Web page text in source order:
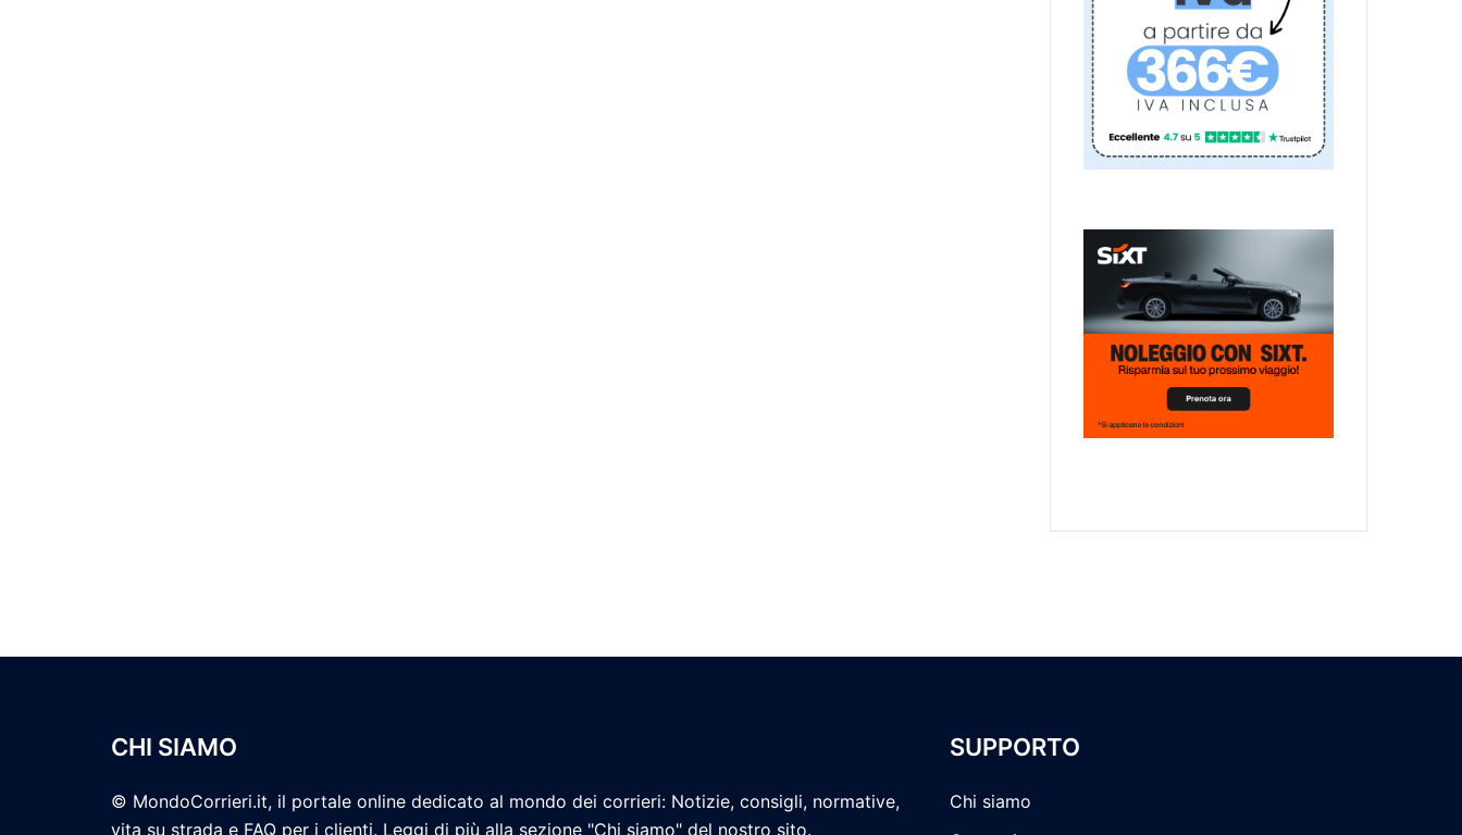
CHI SIAMO
© MondoCorrieri.it, il portale online dedicato al mondo dei corrieri: Notizie, consigli, normative,
vita su strada e FAQ per i clienti. Leggi di più alla sezione "Chi siamo" del nostro sito.
SUPPORTO
Chi siamo